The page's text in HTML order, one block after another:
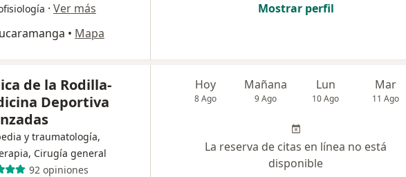
· Ver más
• Mapa
Mostrar perfil
de la Rodilla-
Deportiva
y traumatología,
Cirugía general
92 opiniones
Hoy
8 Ago
Mañana
9 Ago
Lun
10 Ago
Mar
11 Ago
La reserva de citas en línea no está
disponible